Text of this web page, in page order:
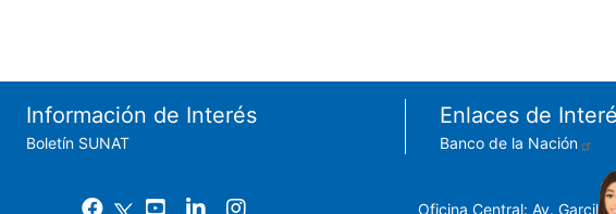
Información de Interés
Boletín SUNAT
Enlaces de
Banco de la Nación
Oficina Central: Av.